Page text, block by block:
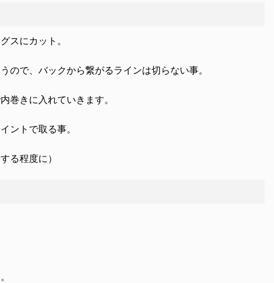
スにカット。
ので、バックから繋がるラインは切らない事。
巻きに入れていきます。
ントで取る事。
る程度に）